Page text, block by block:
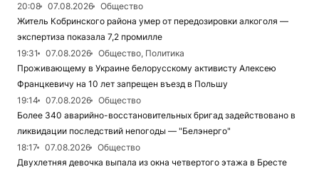
20:08
07.08.2026
Общество
Житель Кобринского района умер от передозировки алкоголя —
экспертиза показала 7,2 промилле
19:31
07.08.2026
Общество, Политика
Проживающему в Украине белорусскому активисту Алексею
Францкевичу на 10 лет запрещен въезд в Польшу
19:14
07.08.2026
Общество
Более 340 аварийно-восстановительных бригад задействовано в
ликвидации последствий непогоды — "Белэнерго"
18:17
07.08.2026
Общество
Двухлетняя девочка выпала из окна четвертого этажа в Бресте